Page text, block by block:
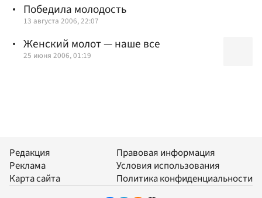
Победила молодость
13 августа 2006, 22:07
Женский молот — наше все
25 июня 2006, 01:19
Редакция
Реклама
Карта сайта
Правовая информация
Условия использования
Политика конфиденциальности